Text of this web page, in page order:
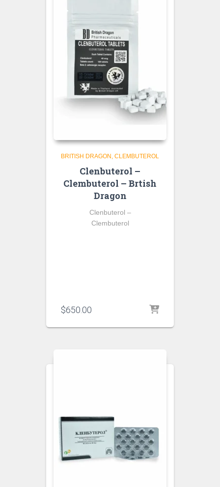
BRITISH DRAGON CLEMBUTEROL
Clenbuterol –
Clembuterol – Brtish
Dragon
Clenbuterol –
Clembuterol
$650.00